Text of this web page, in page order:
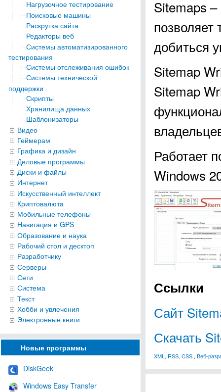
Нагрузочное тестирование
Поисковые машины
Раскрутка сайта
Редакторы веб
Системы автоматизированного
тестирования
Системы отслеживания ошибок
Системы технической
поддержки
Скрипты
Хранилища данных
Шаблонизаторы
Видео
Геймерам
Графика и дизайн
Деловые программы
Диски и файлы
Интернет
Искусственный интеллект
Криптовалюта
Мобильные телефоны
Навигация и GPS
Образование и наука
Рабочий стол и десктоп
Разработчику
Серверы
Сети
Система
Текст
Хобби и увлечения
Электронные книги
Новые программы
DiskGeek
Windows Easy Transfer
Sitemaps
добиться
Sitemap
Sitemap
Работает
Windows
Ссылки
Сайт
Скачать
XML, RSS, CSS , Веб-